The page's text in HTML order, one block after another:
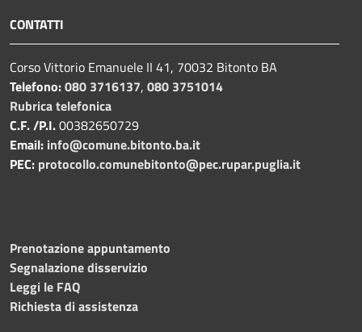
CONTATTI
Corso Vittorio Emanuele II 41, 70032 Bitonto BA
Telefono:080 3716137, 080 3751014
Rubrica telefonica
C.F. /P.I.00382650729
Email: info@comune.bitonto.ba.it
PEC: protocollo.comunebitonto@pec.rupar.puglia.it
Prenotazione appuntamento
Segnalazione disservizio
Leggi le FAQ
Richiesta di assistenza